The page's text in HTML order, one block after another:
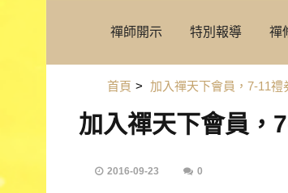
禪師開示 特別報導 禪
首頁 > 加入禪天下會員，7-11禮
加入禪天下會員，
2016-09-23 0